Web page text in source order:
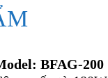
BFAG-200